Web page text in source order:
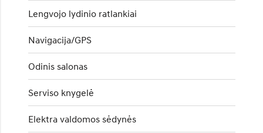
Lengvojo lydinio ratlankiai
Navigacija/GPS
Odinis salonas
Serviso knygelė
Elektra valdomos sėdynės